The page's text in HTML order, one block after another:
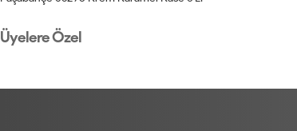
Üyelere Özel